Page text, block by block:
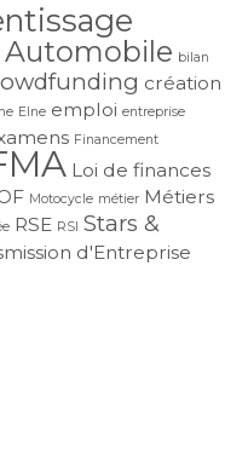
Automobile bilan
création
Elne emploi entreprise
Financement
Loi de finances
Motocycle métier Métiers
RSE RSI Stars &
d'Entreprise